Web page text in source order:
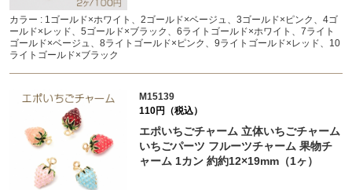
カラー : 1ゴールド×ホワイト、2ゴールド×ベージュ、3ゴールド×ピンク、4ゴ
ールド×レッド、5ゴールド×ブラック、6ライトゴールド×ホワイト、7ライト
ゴールド×ベージュ、8ライトゴールド×ピンク、9ライトゴールド×レッド、10
ライトゴールド×ブラック
M15139
110円（税込）
エポいちごチャーム 立体いちごチャーム
いちごパーツ フルーツチャーム 果物チ
ャーム 1カン 約約12×19mm（1ヶ）